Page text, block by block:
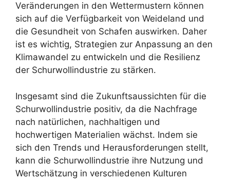
Veränderungen in den Wettermustern können
sich auf die Verfügbarkeit von Weideland und
die Gesundheit von Schafen auswirken. Daher
ist es wichtig, Strategien zur Anpassung an den
Klimawandel zu entwickeln und die Resilienz
der Schurwollindustrie zu stärken.
Insgesamt sind die Zukunftsaussichten für die
Schurwollindustrie positiv, da die Nachfrage
nach natürlichen, nachhaltigen und
hochwertigen Materialien wächst. Indem sie
sich den Trends und Herausforderungen stellt,
kann die Schurwollindustrie ihre Nutzung und
Wertschätzung in verschiedenen Kulturen